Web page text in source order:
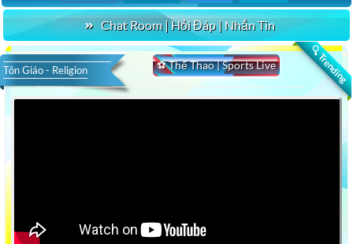
Chat Room | Hỏi Đáp | Nhắn Tin
🔍 Trending
⚽ Thể Thao | Sports Live
Tôn Giáo - Religion